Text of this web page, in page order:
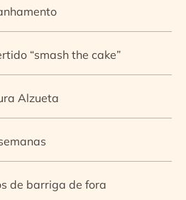
“smash the cake”
Alzueta
de barriga de fora